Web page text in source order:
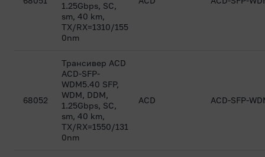
1.25Gbps, SC,
sm, 40 km,
TX/RX=1310/155
0nm
68052
Трансивер ACD
ACD-SFP-
WDM5.40 SFP,
WDM, DDM,
1.25Gbps, SC,
sm, 40 km,
TX/RX=1550/131
0nm
ACD ACD-SFP-